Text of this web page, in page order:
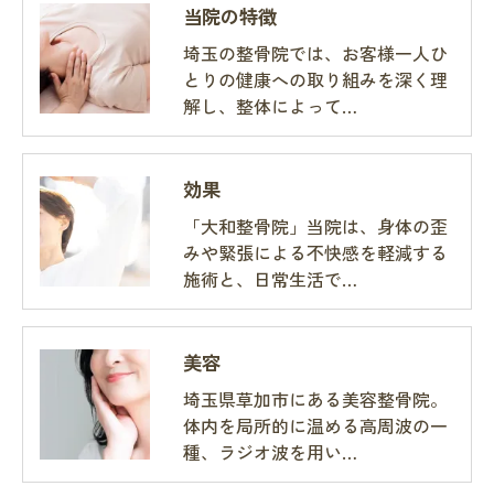
当院の特徴
埼玉の整骨院では、お客様一人ひ
とりの健康への取り組みを深く理
解し、整体によって…
効果
「大和整骨院」当院は、身体の歪
みや緊張による不快感を軽減する
施術と、日常生活で…
美容
埼玉県草加市にある美容整骨院。
体内を局所的に温める高周波の一
種、ラジオ波を用い…